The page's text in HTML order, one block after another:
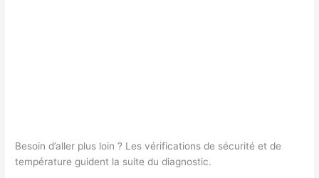
Besoin d’aller plus loin ? Les vérifications de sécurité et de
température guident la suite du diagnostic.